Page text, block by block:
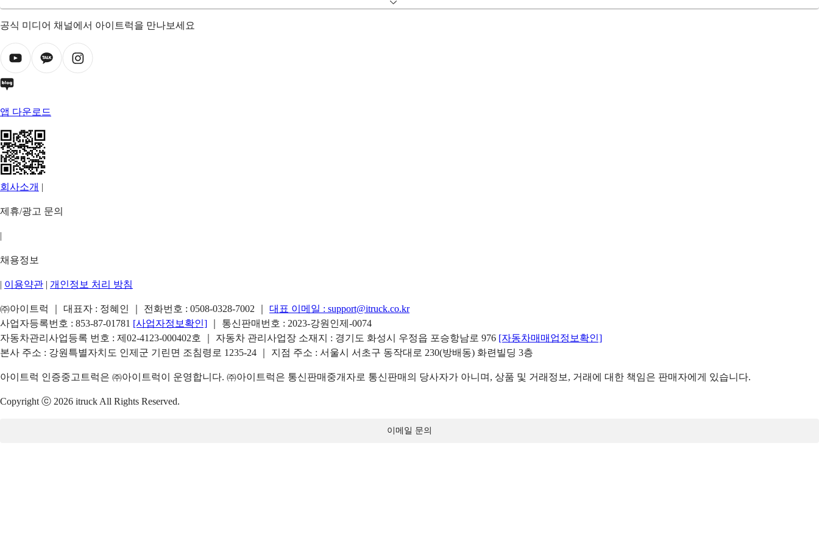
공식 미디어 채널에서 아이트럭을 만나보세요
앱 다운로드
회사소개 |
제휴/광고 문의
|
채용정보
| 이용약관 | 개인정보 처리 방침
㈜아이트럭 ｜ 대표자 : 정혜인 ｜ 전화번호 : 0508-0328-7002 대표 이메일 : support@itruck.co.kr
사업자등록번호 : 853-87-01781 [사업자정보확인]
｜ 통신판매번호 : 2023-강원인제-0074
자동차관리사업등록 번호 : 제02-4123-000402호 ｜ 자동차 관리사업장 소재지 : 경기도 화성시 우정읍 포승항남로 976 [자동차매매업정보확인]
본사 주소 : 강원특별자치도 인제군 기린면 조침령로 1235-24 ｜ 지점 주소 : 서울시 서초구 동작대로 230(방배동) 화련빌딩 3층
아이트럭 인증중고트럭은 ㈜아이트럭이 운영합니다. ㈜아이트럭은 통신판매중개자로 통신판매의 당사자가 아니며, 상품 및 거래정보, 거래에 대한 책임은 판매자에게 있습니다.
Copyright ⓒ 2026 itruck All Rights Reserved.
이메일 문의